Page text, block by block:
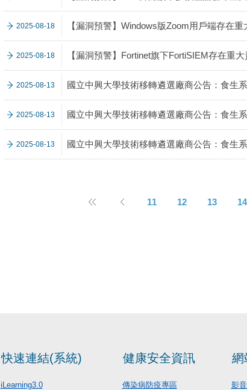
2025-08-18 【漏洞預警】Windows版Zoom用戶端存在
2025-08-18 【漏洞預警】Fortinet旗下FortiSIEM存在重
2025-08-13 國立中興大學技術移轉遴選廠商公告：食生
2025-08-13 國立中興大學技術移轉遴選廠商公告：食生
2025-08-13 國立中興大學技術移轉遴選廠商公告：食生
11 12 13 14
快速連結(系統)
iLearning3.0
健康安全資訊
傳染病防疫專區
網
影